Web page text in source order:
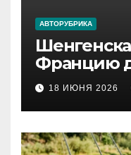
АВТОРУБРИКА
Францию
2026 году:
и список
18 ИЮНЯ 2026